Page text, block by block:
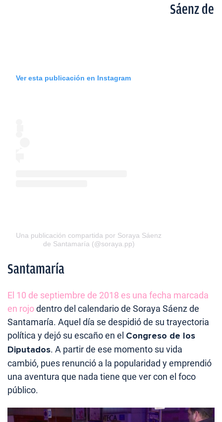
Ver esta publicación en Instagram
Una publicación compartida por Soraya Sáenz
de Santamaría (@soraya.pp)
Sáenz de
Santamaría
El 10 de septiembre de 2018 es una fecha marcada
en rojodentro del calendario de Soraya Sáenz de
Santamaría. Aquel día se despidió de su trayectoria
política y dejó su escaño en el Congreso de los
Diputados. A partir de ese momento su vida
cambió, pues renunció a la popularidad y emprendió
una aventura que nada tiene que ver con el foco
público.